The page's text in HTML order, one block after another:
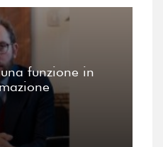
funzione in